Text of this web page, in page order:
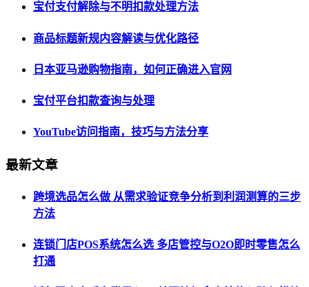
宝付支付解除与不明扣款处理方法
商品标题新规内容解读与优化路径
日本亚马逊购物指南，如何正确进入官网
宝付平台扣款查询与处理
YouTube访问指南，技巧与方法分享
最新文章
跨境选品怎么做 从需求验证竞争分析到利润测算的三步
方法
连锁门店POS系统怎么选 多店管控与O2O即时零售怎么
打通